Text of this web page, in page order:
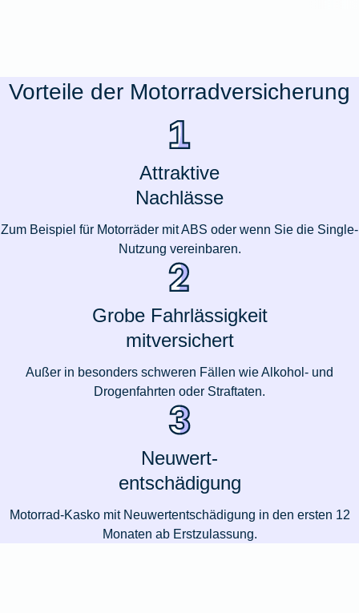
Vorteile der Motorradversicherung
Attraktive
Nachlässe
Zum Beispiel für Motorräder mit ABS oder wenn Sie die Single-
Nutzung vereinbaren.
Grobe Fahrlässigkeit
mitversichert
Außer in besonders schweren Fällen wie Alkohol- und
Drogenfahrten oder Straftaten.
Neuwert-
entschädigung
Motorrad-Kasko mit Neuwertentschädigung in den ersten 12
Monaten ab Erstzulassung.